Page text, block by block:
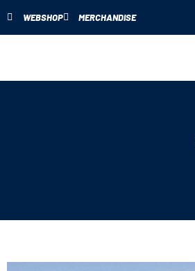
WEBSHOP MERCHANDISE